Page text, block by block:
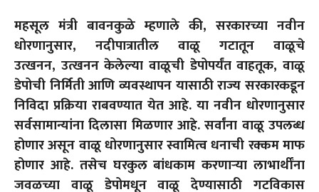
महसूल मंत्री बावनकुळे म्हणाले की, सरकारच्या नवीन
धोरणानुसार, नदीपात्रातील वाळू गटातून वाळूचे
उत्खनन, उत्खनन केलेल्या वाळूची डेपोपर्यंत वाहतूक,वाळू
डेपोची निर्मिती आणि व्यवस्थापन यासाठी राज्य सरकारकडून
निविदा प्रक्रिया राबवण्यात येत आहे. या नवीन धोरणानुसार
सर्वसामान्यांना दिलासा मिळणार आहे. सर्वांना वाळू उपलब्ध
होणार असून वाळू धोरणानुसार स्वामित्व धनाची रक्कम माफ
होणार आहे. तसेच घरकुल बांधकाम करणाऱ्या लाभार्थींना
जवळच्या वाळू डेपोमधून वाळू देण्यासाठी गटविकास